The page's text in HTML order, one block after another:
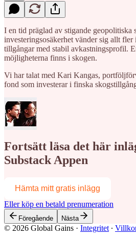
I en tid präglad av stigande geopolitiska
investeringsosäkerhet vänder sig allt
tillgångar med stabil avkastningsprofil.
möjligheterna finns i skogen.
Vi har talat med Kari Kangas,
fond som investerar i finska
Fortsätt läsa det här
Substack Appen
Hämta mitt gratis inlägg
Eller köp en betald prenumeration
Föregående Nästa
© 2026 Global Gains · Integritet ∙